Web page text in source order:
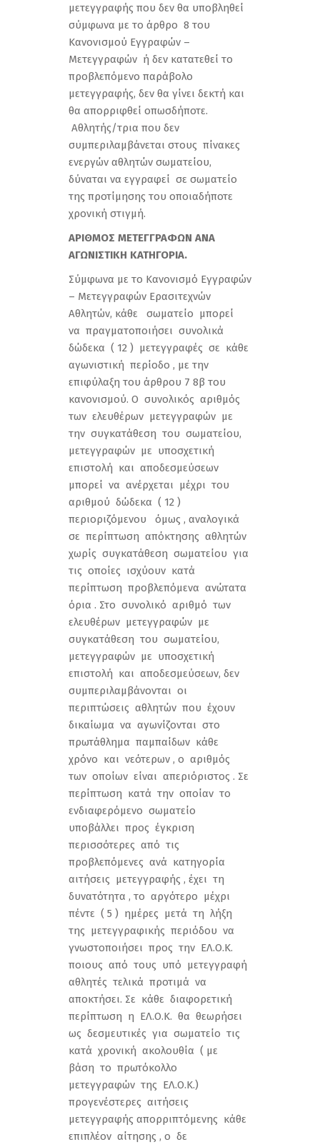
µετεγγραφής που δεν θα υποβληθεί
σύµφωνα µε το άρθρο 8 του
Κανονισµού Εγγραφών –
Μετεγγραφών ή δεν κατατεθεί το
προβλεπόµενο παράβολο
µετεγγραφής, δεν θα γίνει δεκτή και
θα απορριφθεί οπωσδήποτε.
Αθλητής/τρια που δεν
συμπεριλαμβάνεται στους πίνακες
ενεργών αθλητών σωματείου,
δύναται να εγγραφεί σε σωματείο
της προτίμησης του οποιαδήποτε
χρονική στιγμή.
ΑΡΙΘΜΟΣ ΜΕΤΕΓΓΡΑΦΩΝ ΑΝΑ
ΑΓΩΝΙΣΤΙΚΗ ΚΑΤΗΓΟΡΙΑ.
Σύµφωνα µε το Κανονισµό Εγγραφών
– Μετεγγραφών Ερασιτεχνών
Αθλητών, κάθε σωματείο μπορεί
να πραγματοποιήσει συνολικά
δώδεκα ( 12 ) μετεγγραφές σε κάθε
αγωνιστική περίοδο , με την
επιφύλαξη του άρθρου 7 8β του
κανονισμού. Ο συνολικός αριθμός
των ελευθέρων μετεγγραφών με
την συγκατάθεση του σωματείου,
μετεγγραφών με υποσχετική
επιστολή και αποδεσμεύσεων
μπορεί να ανέρχεται μέχρι του
αριθμού δώδεκα ( 12 )
περιοριζόμενου όμως , αναλογικά
σε περίπτωση απόκτησης αθλητών
χωρίς συγκατάθεση σωματείου για
τις οποίες ισχύουν κατά
περίπτωση προβλεπόμενα ανώτατα
όρια . Στο συνολικό αριθμό των
ελευθέρων μετεγγραφών με
συγκατάθεση του σωματείου,
μετεγγραφών με υποσχετική
επιστολή και αποδεσμεύσεων, δεν
συμπεριλαμβάνονται οι
περιπτώσεις αθλητών που έχουν
δικαίωμα να αγωνίζονται στο
πρωτάθλημα παμπαίδων κάθε
χρόνο και νεότερων , ο αριθμός
των οποίων είναι απεριόριστος . Σε
περίπτωση κατά την οποίαν το
ενδιαφερόμενο σωματείο
υποβάλλει προς έγκριση
περισσότερες από τις
προβλεπόμενες ανά κατηγορία
αιτήσεις μετεγγραφής , έχει τη
δυνατότητα , το αργότερο μέχρι
πέντε ( 5 ) ημέρες μετά τη λήξη
της μετεγγραφικής περιόδου να
γνωστοποιήσει προς την ΕΛ.Ο.Κ.
ποιους από τους υπό μετεγγραφή
αθλητές τελικά προτιμά να
αποκτήσει. Σε κάθε διαφορετική
περίπτωση η ΕΛ.Ο.Κ. θα θεωρήσει
ως δεσμευτικές για σωματείο τις
κατά χρονική ακολουθία ( με
βάση το πρωτόκολλο
μετεγγραφών της ΕΛ.Ο.Κ.)
προγενέστερες αιτήσεις
μετεγγραφής απορριπτόμενης κάθε
επιπλέον αίτησης , ο δε